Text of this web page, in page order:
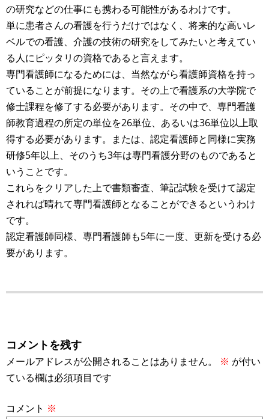
の研究などの仕事にも携わる可能性があるわけです。
単に患者さんの看護を行うだけではなく、将来的な高いレ
ベルでの看護、介護の技術の研究をしてみたいと考えてい
る人にピッタリの資格であると言えます。
専門看護師になるためには、当然ながら看護師資格を持っ
ていることが前提になります。その上で看護系の大学院で
修士課程を修了する必要があります。その中で、専門看護
師教育過程の所定の単位を26単位、あるいは36単位以上取
得する必要があります。または、認定看護師と同様に実務
研修5年以上、そのうち3年は専門看護分野のものであると
いうことです。
これらをクリアした上で書類審査、筆記試験を受けて認定
されれば晴れて専門看護師となることができるというわけ
です。
認定看護師同様、専門看護師も5年に一度、更新を受ける必
要があります。
コメントを残す
メールアドレスが公開されることはありません。 ※ が付い
ている欄は必須項目です
コメント ※